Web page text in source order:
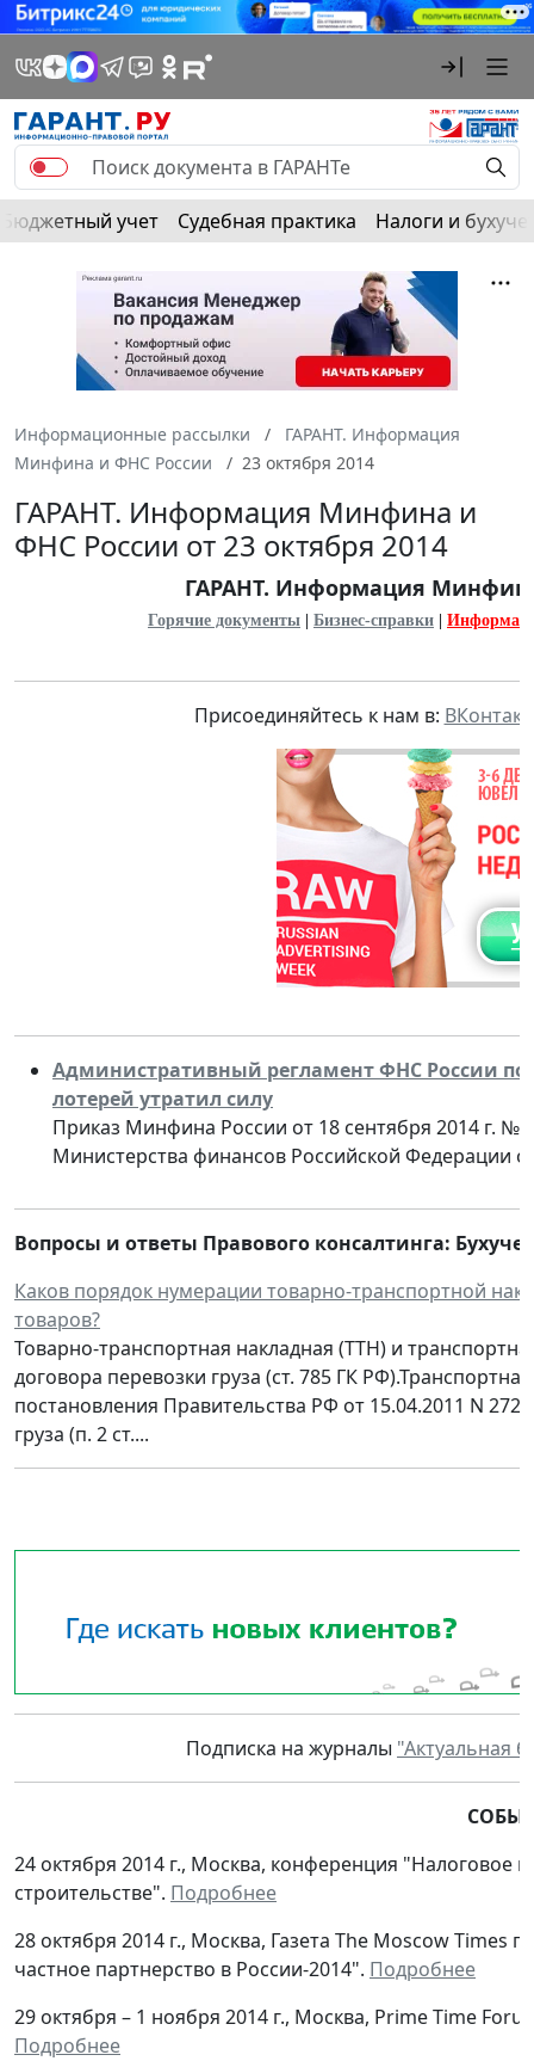
Бюджетный учет Судебная практика Налоги и
Информационные рассылки
ГАРАНТ. Информация
Минфина и ФНС России
23 октября 2014
ГАРАНТ. Информация Минфина и
ФНС России от 23 октября 2014
ГАРАНТ. Информация
Горячие документы | Бизнес-справки |
Присоединяйтесь к нам в:
Административный регламент ФНС России по
лотерей утратил силу
Приказ Минфина России от 18 сентября 2014 г.
Министерства финансов Российской Федерации
Вопросы и ответы Правового консалтинга:
Каков порядок нумерации товарно-транспортной
товаров?
Товарно-транспортная накладная (ТТН) и
договора перевозки груза (ст. 785 ГК
постановления Правительства РФ от 15.04.2011 N
груза (п. 2 ст....
Подписка на журналы "Актуальная
24 октября 2014 г., Москва, конференция "Налоговое
строительстве". Подробнее
28 октября 2014 г., Москва, Газета The Moscow Times
частное партнерство в России-2014". Подробнее
29 октября – 1 ноября 2014 г., Москва, Prime Time
Подробнее